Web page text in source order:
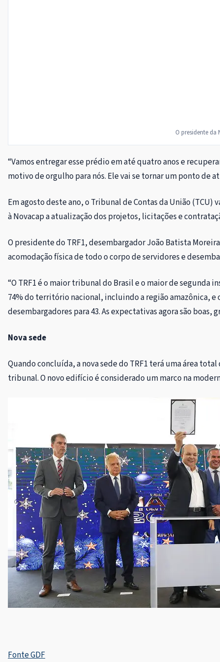
O presidente
“Vamos entregar esse prédio em até quatro anos e
motivo de orgulho para nós. Ele vai se tornar um ponto de
Em agosto deste ano, o Tribunal de Contas da União
à Novacap a atualização dos projetos, licitações e
O presidente do TRF1, desembargador João Batista
acomodação física de todo o corpo de servidores e
“O TRF1 é o maior tribunal do Brasil e o maior de segunda
74% do território nacional, incluindo a região amazônica,
desembargadores para 43. As expectativas agora são boas,
Nova sede
Quando concluída, a nova sede do TRF1 terá uma área
tribunal. O novo edifício é considerado um marco na
Fonte GDF